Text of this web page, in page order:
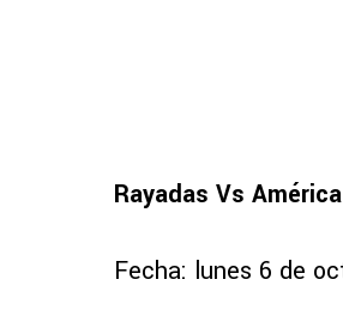
Rayadas Vs
Fecha: lunes 6 de